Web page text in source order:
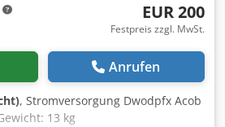
EUR 200
Festpreis zzgl. MwSt.
Anrufen
, Stromversorgung Dwodpfx Acob
13 kg